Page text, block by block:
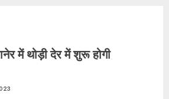
में थोड़ी देर में शुरू होगी